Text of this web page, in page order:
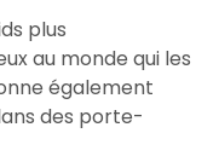
plus
au monde qui les
également
des porte-